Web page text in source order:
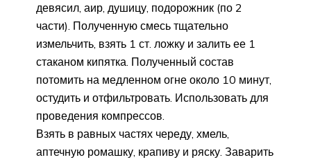
девясил, аир, душицу, подорожник (по 2
части). Полученную смесь тщательно
измельчить, взять 1 ст. ложку и залить ее 1
стаканом кипятка. Полученный состав
потомить на медленном огне около 10 минут,
остудить и отфильтровать. Использовать для
проведения компрессов.
Взять в равных частях череду, хмель,
аптечную ромашку, крапиву и ряску. Заварить